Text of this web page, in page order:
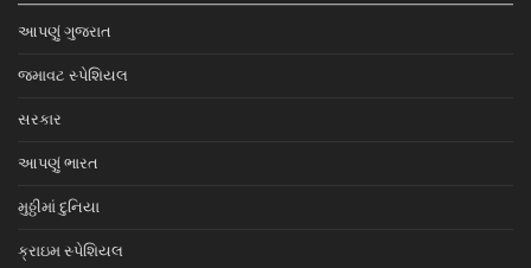
આપણું ગુજરાત
જમાવટ સ્પેશિયલ
સરકાર
આપણું ભારત
મુઠ્ઠીમાં દુનિયા
ક્રાઇમ સ્પેશિયલ